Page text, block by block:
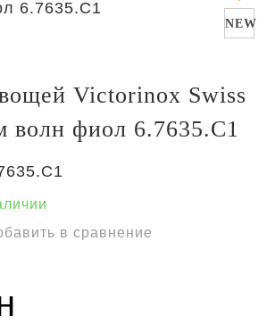
NEW
Victorinox Swiss
волн фиол 6.7635.C1
в сравнение